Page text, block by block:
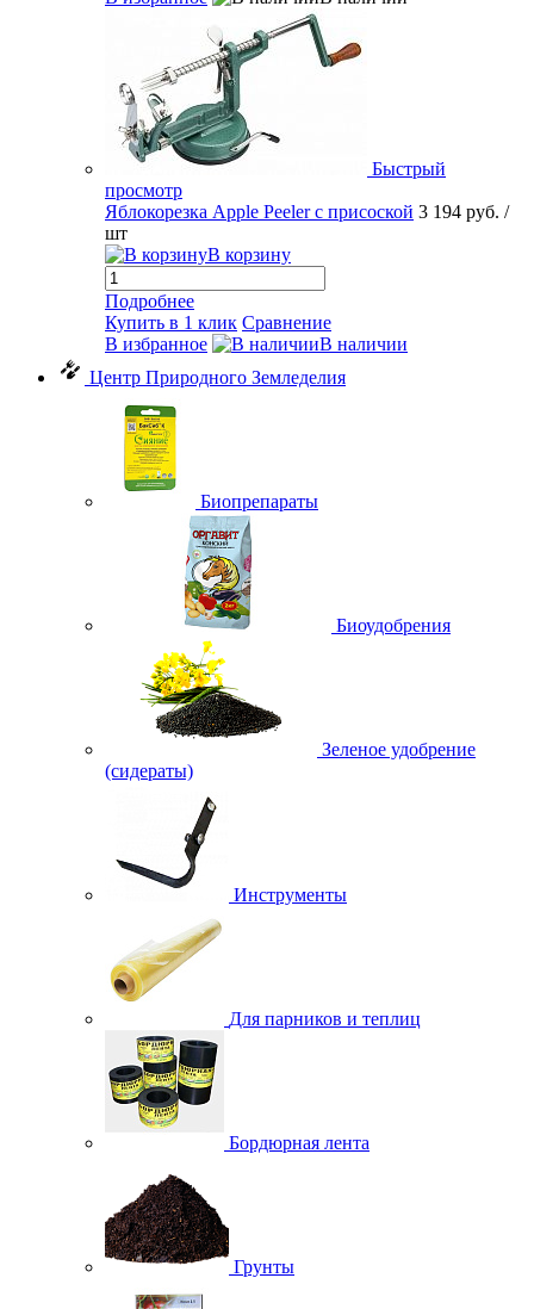
Быстрый
просмотр
Яблокорезка Apple Peeler с присоской 3 194 руб. /
шт
В корзину
Подробнее
Купить в 1 клик Сравнение
В избранное
В наличии
Центр Природного Земледелия
Биопрепараты
Биоудобрения
Зеленое удобрение
(сидераты)
Инструменты
Для парников и теплиц
Бордюрная лента
Грунты